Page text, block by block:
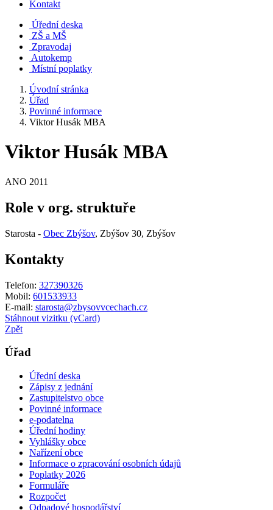
Kontakt
Úřední deska
ZŠ a MŠ
Zpravodaj
Autokemp
Místní poplatky
Úvodní stránka
Úřad
Povinné informace
Viktor Husák MBA
Viktor Husák MBA
ANO 2011
Role v org. struktuře
Starosta - Obec Zbýšov, Zbýšov 30, Zbýšov
Kontakty
Telefon: 327390326
Mobil: 601533933
E-mail: starosta@zbysovvcechach.cz
Stáhnout vizitku (vCard)
Zpět
Úřad
Úřední deska
Zápisy z jednání
Zastupitelstvo obce
Povinné informace
e-podatelna
Úřední hodiny
Vyhlášky obce
Nařízení obce
Informace o zpracování osobních údajů
Poplatky 2026
Formuláře
Rozpočet
Odpadové hospodářství